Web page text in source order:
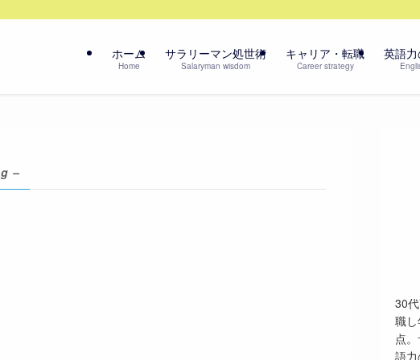
ホーム
Home
サラリーマン処世術
Salaryman wisdom
キャリア・転職
Career strategy
英語
–
30
職
点
語